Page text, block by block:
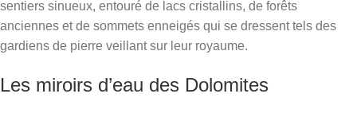
sentiers sinueux, entouré de lacs cristallins, de forêts
anciennes et de sommets enneigés qui se dressent tels des
gardiens de pierre veillant sur leur royaume.
Les miroirs d’eau des Dolomites